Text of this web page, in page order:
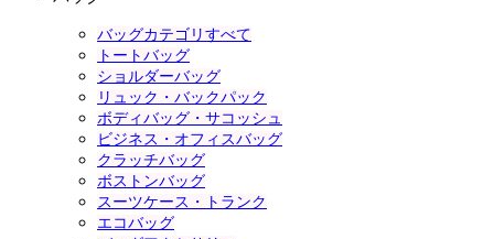
バッグカテゴリすべて
トートバッグ
ショルダーバッグ
リュック・バックパック
ボディバッグ・サコッシュ
ビジネス・オフィスバッグ
クラッチバッグ
ボストンバッグ
スーツケース・トランク
エコバッグ